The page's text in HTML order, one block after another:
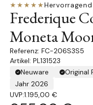
★★★★★Hervorragend·
Frederique
Moneta
FC-206S3S5
Artikel: PL131523
Neuware
Original
Jahr 2026
UVP:1.195,00 €